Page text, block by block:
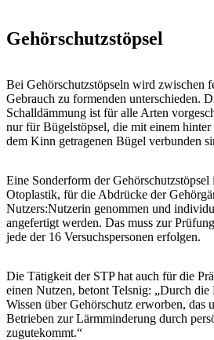
Gehörschutzstöpsel
Bei Gehörschutzstöpseln wird zwischen
Gebrauch zu formenden unterschieden.
Schalldämmung ist für alle Arten
nur für Bügelstöpsel, die mit einem
dem Kinn getragenen Bügel verbunden
Eine Sonderform der Gehörschutzstöpsel
Otoplastik, für die Abdrücke der
Nutzers:Nutzerin genommen und
angefertigt werden. Das muss zur
jede der 16 Versuchspersonen erfolgen.
Die Tätigkeit der STP hat auch für die
einen Nutzen, betont Telsnig: „Durch
Wissen über Gehörschutz erworben, das
Betrieben zur Lärmminderung durch
zugutekommt.“